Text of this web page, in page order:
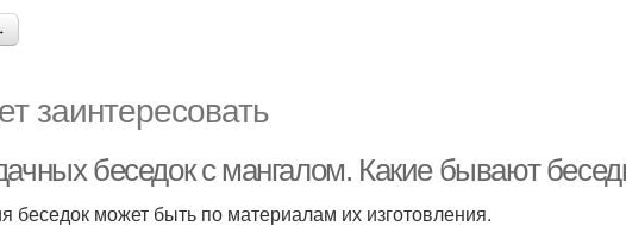
заинтересовать
беседок с мангалом. Какие бывают
беседок может быть по материалам их изготовления.